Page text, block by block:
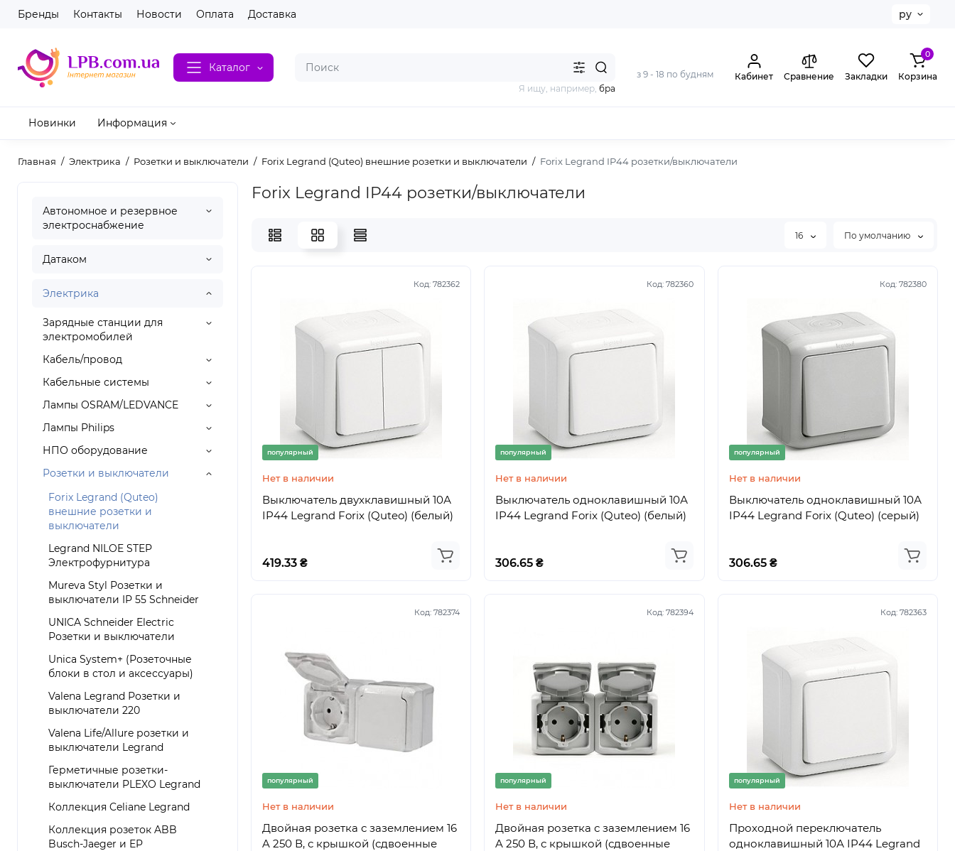
Бренды Контакты Новости Оплата Доставка ру
Каталог
з 9 - 18 по будням
Я ищу, например, бра
Кабинет Сравнение Закладки
0
Корзина
Новинки Информация
Главная Электрика Розетки и выключатели Forix Legrand (Quteo) внешние розетки и выключатели Forix Legrand IP44 розетки/выключатели
Автономное и резервное
электроснабжение
Датаком
Электрика
Зарядные станции для
электромобилей
Кабель/провод
Кабельные системы
Лампы OSRAM/LEDVANCE
Лампы Philips
НПО оборудование
Розетки и выключатели
Forix Legrand (Quteo)
внешние розетки и
выключатели
Legrand NILOE STEP
Электрофурнитура
Mureva Styl Розетки и
выключатели IP 55 Schneider
UNICA Schneider Electric
Розетки и выключатели
Unica System+ (Розеточные
блоки в стол и аксессуары)
Valena Legrand Розетки и
выключатели 220
Valena Life/Allure розетки и
выключатели Legrand
Герметичные розетки-
выключатели PLEXO Legrand
Коллекция Celiane Legrand
Коллекция розеток ABB
Busch-Jaeger и EP
Forix Legrand IP44 розетки/выключатели
16 По умолчанию
Код: 782362
популярный
Нет в наличии
Выключатель двухклавишный 10А
IP44 Legrand Forix (Quteo) (белый)
419.33 ₴
Код: 782360
популярный
Нет в наличии
Выключатель одноклавишный 10А
IP44 Legrand Forix (Quteo) (белый)
306.65 ₴
Код: 782380
популярный
Нет в наличии
Выключатель одноклавишный 10А
IP44 Legrand Forix (Quteo) (серый)
306.65 ₴
Код: 782374
популярный
Нет в наличии
Двойная розетка с заземлением 16
A 250 В, с крышкой (сдвоенные
Код: 782394
популярный
Нет в наличии
Двойная розетка с заземлением 16
A 250 В, с крышкой (сдвоенные
Код: 782363
популярный
Нет в наличии
Проходной переключатель
одноклавишный 10А IP44 Legrand